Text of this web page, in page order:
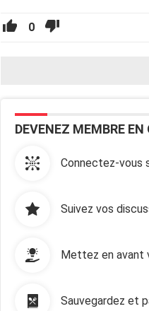
0
DEVENEZ MEMBRE EN
Connectez-vous
Suivez vos
Mettez en avant
Sauvegardez et